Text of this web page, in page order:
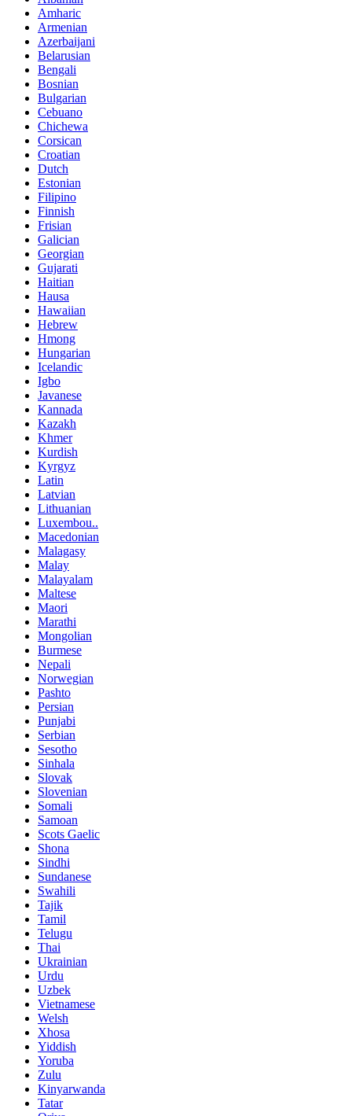
Amharic
Armenian
Azerbaijani
Belarusian
Bengali
Bosnian
Bulgarian
Cebuano
Chichewa
Corsican
Croatian
Dutch
Estonian
Filipino
Finnish
Frisian
Galician
Georgian
Gujarati
Haitian
Hausa
Hawaiian
Hebrew
Hmong
Hungarian
Icelandic
Igbo
Javanese
Kannada
Kazakh
Khmer
Kurdish
Kyrgyz
Latin
Latvian
Lithuanian
Luxembou..
Macedonian
Malagasy
Malay
Malayalam
Maltese
Maori
Marathi
Mongolian
Burmese
Nepali
Norwegian
Pashto
Persian
Punjabi
Serbian
Sesotho
Sinhala
Slovak
Slovenian
Somali
Samoan
Scots Gaelic
Shona
Sindhi
Sundanese
Swahili
Tajik
Tamil
Telugu
Thai
Ukrainian
Urdu
Uzbek
Vietnamese
Welsh
Xhosa
Yiddish
Yoruba
Zulu
Kinyarwanda
Tatar